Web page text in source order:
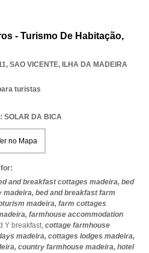
- Turismo De Habitação,
, SAO VICENTE, ILHA DA MADEIRA
turistas
SOLAR DA BICA
no Mapa
and breakfast cottages madeira, bed
madeira, bed and breakfast farm
madeira, farm cottages
farmhouse accommodation
Y breakfast, cottage farmhouse
madeira, cottages lodges madeira,
country farmhouse madeira, hotel